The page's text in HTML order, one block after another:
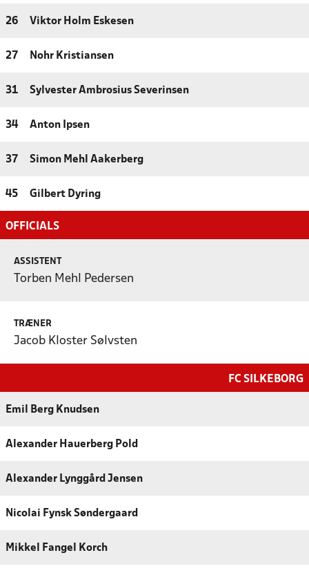
26 Viktor Holm Eskesen
27 Nohr Kristiansen
31 Sylvester Ambrosius Severinsen
34 Anton Ipsen
37 Simon Mehl Aakerberg
45 Gilbert Dyring
OFFICIALS
ASSISTENT
Torben Mehl Pedersen
TRÆNER
Jacob Kloster Sølvsten
FC SILKEBORG
Emil Berg Knudsen
Alexander Hauerberg Pold
Alexander Lynggård Jensen
Nicolai Fynsk Søndergaard
Mikkel Fangel Korch